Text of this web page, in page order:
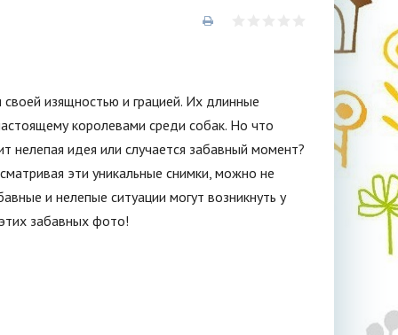
изящностью и грацией. Их длинные
королевами среди собак. Но что
нелепая идея или случается забавный момент?
эти уникальные снимки, можно не
и нелепые ситуации могут возникнуть у
забавных фото!